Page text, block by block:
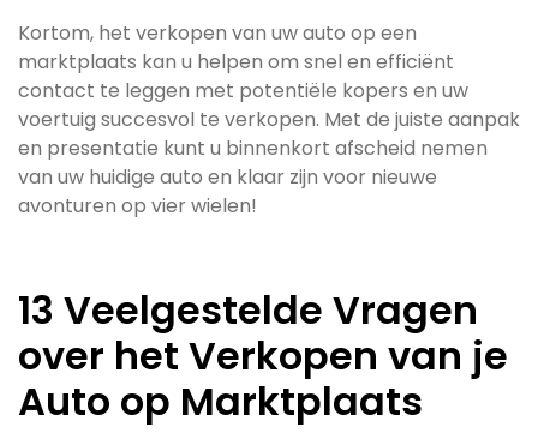
Kortom, het verkopen van uw auto op een
marktplaats kan u helpen om snel en efficiënt
contact te leggen met potentiële kopers en uw
voertuig succesvol te verkopen. Met de juiste aanpak
en presentatie kunt u binnenkort afscheid nemen
van uw huidige auto en klaar zijn voor nieuwe
avonturen op vier wielen!
13 Veelgestelde Vragen
over het Verkopen van je
Auto op Marktplaats